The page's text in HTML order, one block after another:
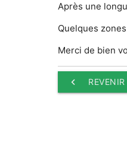
Après une
Quelques
Merci de bien
keyboard_arrow_left